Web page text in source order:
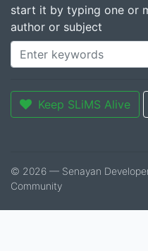
start it by typing one or
author or subject
Keep SLiMS Alive
© 2026 — Senayan
Community